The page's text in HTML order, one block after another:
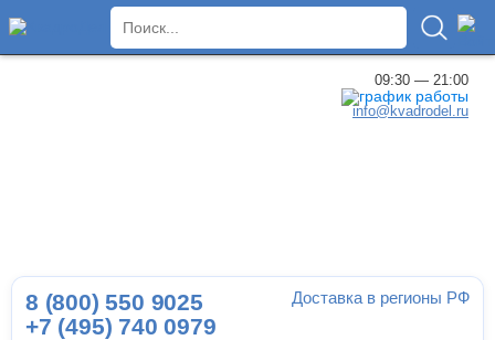
09:30 — 21:00
info@kvadrodel.ru
8 (800) 550 9025
+7 (495) 740 0979
Доставка в регионы РФ
×